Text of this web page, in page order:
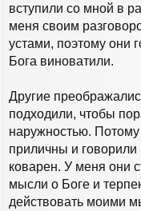
вступили со мной в
меня своим
устами, поэтому они
Бога виноватили.
Другие
подходили, чтобы
наружностью.
приличны и
коварен. У меня они
мысли о Боге и
действовать моими